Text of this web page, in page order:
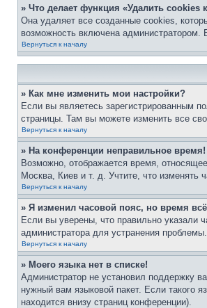
» Что делает функция «Удалить cookies
Она удаляет все созданные cookies,
возможность включена
Вернуться к началу
» Как мне изменить мои настройки?
Если вы являетесь зарегистрированным
страницы. Там вы можете изменить все
Вернуться к началу
» На конференции неправильное время!
Возможно, отображается время,
Москва, Киев и т. д. Учтите, что изменять
Вернуться к началу
» Я изменил часовой пояс, но время
Если вы уверены, что правильно указали
администратора для устранения проблемы.
Вернуться к началу
» Моего языка нет в списке!
Администратор не установил поддержку
нужный вам языковой пакет. Если такого
находится внизу страниц конференции).